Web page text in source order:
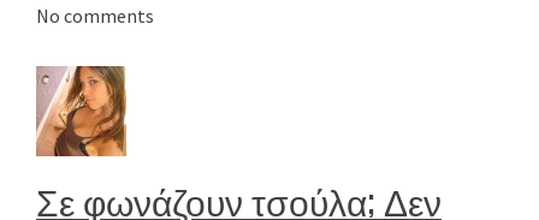
No comments
Σε φωνάζουν τσούλα; Δεν